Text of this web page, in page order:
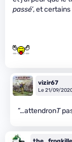
passé’, et certains
vizir67
Le 21/09/
”…attendronT